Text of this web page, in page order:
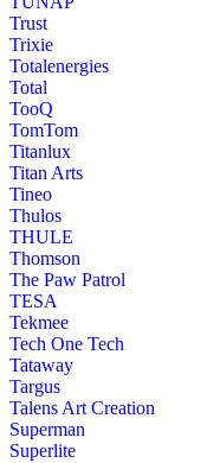
Trust
Trixie
Totalenergies
Total
TooQ
TomTom
Titanlux
Titan Arts
Tineo
Thulos
THULE
Thomson
The Paw Patrol
TESA
Tekmee
Tech One Tech
Tataway
Targus
Talens Art Creation
Superman
Superlite